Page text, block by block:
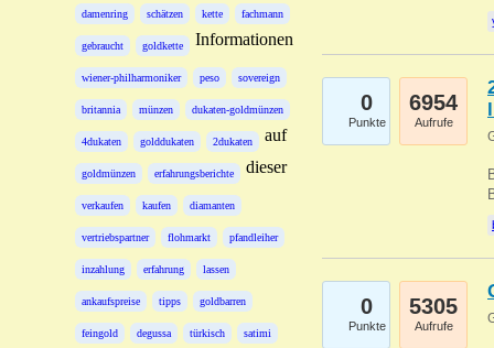
damenring schätzen kette fachmann
gebraucht goldkette
wiener-philharmoniker peso sovereign
britannia münzen dukaten-goldmünzen
4dukaten golddukaten 2dukaten
goldmünzen erfahrungsberichte
verkaufen kaufen diamanten
vertriebspartner flohmarkt pfandleiher
inzahlung erfahrung lassen
ankaufspreise tipps goldbarren
feingold degussa türkisch satimi
Informationen
auf
dieser
0
Punkte
6954
Aufrufe
0
Punkte
5305
Aufrufe